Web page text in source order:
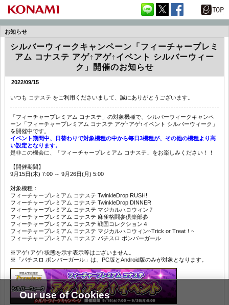
お知らせ
シルバーウィークキャンペーン「フィーチャープレミ
アム コナステ アゲ↑アゲ↑イベント シルバーウィー
ク」開催のお知らせ
2022/09/15
いつも コナステ をご利用くださいまして、誠にありがとうございます。
「フィーチャープレミアム コナステ」の対象機種で、シルバーウィークキャンペ
ーン「フィーチャープレミアム コナステ アゲ↑アゲ↑イベント シルバーウィーク」
を開催中です。
イベント期間中、日替わりで対象機種の中から毎日3機種が、その他の機種より高
い設定となります。
是非この機会に、「フィーチャープレミアム コナステ」をお楽しみください！！
【開催期間】
9月15日(木) 7:00 ～ 9月26日(月) 5:00
対象機種：
フィーチャープレミアム コナステ TwinkleDrop RUSH!
フィーチャープレミアム コナステ TwinkleDrop DINNER
フィーチャープレミアム コナステ マジカルハロウィン７
フィーチャープレミアム コナステ 麻雀格闘参倶楽部参
フィーチャープレミアム コナステ 戦国コレクション４
フィーチャープレミアム コナステ マジカルハロウィン~Trick or Treat！~
フィーチャープレミアム コナステ パチスロ ボンバーガール
※アゲ↑アゲ↑状態を示す表示等はございません。
※「パチスロ ボンバーガール」は、PC版とAndroid版のみが対象となります。
Our use of Cookies